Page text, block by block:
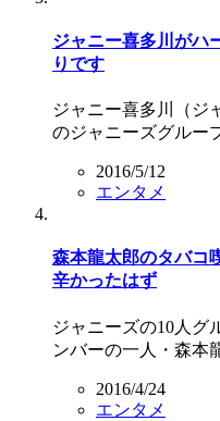
ジャニー喜多川がハ
りです
ジャニー喜多川（ジ
のジャニーズグルー
2016/5/12
エンタメ
森本龍太郎のタバコ
辛かったはず
ジャニーズの10人グ
ンバーの一人・森
2016/4/24
エンタメ